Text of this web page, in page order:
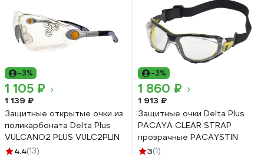
-3%
1 105 ₽
1 139 ₽
Защитные открытые очки из
поликарбоната Delta Plus
VULCANO2 PLUS VULC2PLIN
4.4(13)
-3%
1 860 ₽
1 913 ₽
Защитные очки Delta Plus
PACAYA CLEAR STRAP
прозрачные PACAYSTIN
3(1)